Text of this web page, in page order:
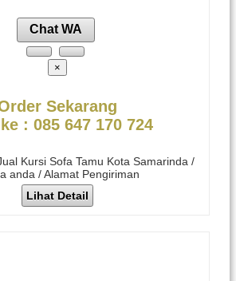
Chat WA
×
Sekarang
: 085 647 170 724
Kursi Sofa Tamu Kota Samarinda /
anda / Alamat Pengiriman
Lihat Detail